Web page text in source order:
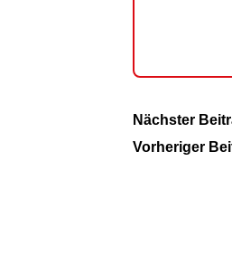
Nächster
Vorheriger